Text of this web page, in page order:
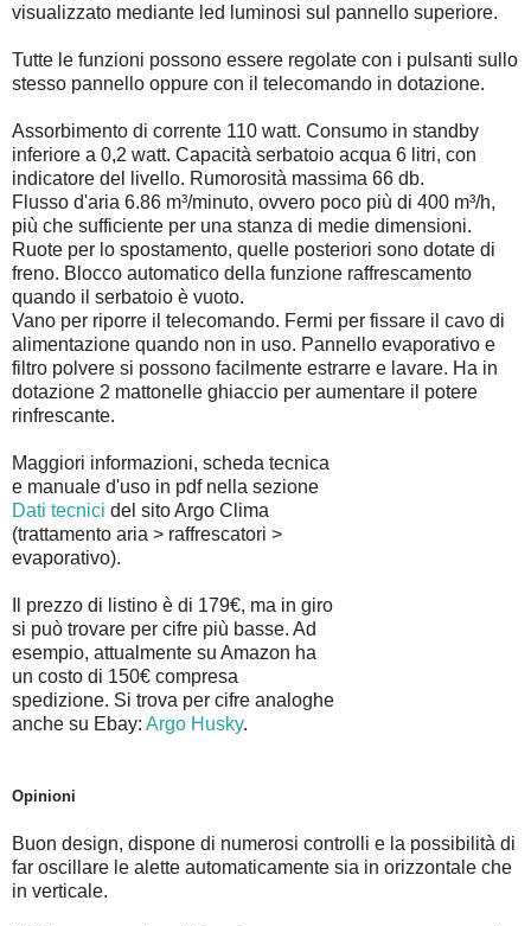
visualizzato mediante led luminosi sul pannello superiore.
Tutte le funzioni possono essere regolate con i pulsanti sullo
stesso pannello oppure con il telecomando in dotazione.
Assorbimento di corrente 110 watt. Consumo in standby
inferiore a 0,2 watt. Capacità serbatoio acqua 6 litri, con
indicatore del livello. Rumorosità massima 66 db.
Flusso d'aria 6.86 m³/minuto, ovvero poco più di 400 m³/h,
più che sufficiente per una stanza di medie dimensioni.
Ruote per lo spostamento, quelle posteriori sono dotate di
freno. Blocco automatico della funzione raffrescamento
quando il serbatoio è vuoto.
Vano per riporre il telecomando. Fermi per fissare il cavo di
alimentazione quando non in uso. Pannello evaporativo e
filtro polvere si possono facilmente estrarre e lavare. Ha in
dotazione 2 mattonelle ghiaccio per aumentare il potere
rinfrescante.
Maggiori informazioni, scheda tecnica
e manuale d'uso in pdf nella sezione
Dati tecnici del sito Argo Clima
(trattamento aria > raffrescatori >
evaporativo).
Il prezzo di listino è di 179€, ma in giro
si può trovare per cifre più basse. Ad
esempio, attualmente su Amazon ha
un costo di 150€ compresa
spedizione. Si trova per cifre analoghe
anche su Ebay: Argo Husky.
Opinioni
Buon design, dispone di numerosi controlli e la possibilità di
far oscillare le alette automaticamente sia in orizzontale che
in verticale.